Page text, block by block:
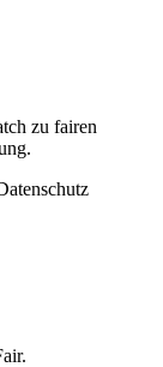
zu fairen